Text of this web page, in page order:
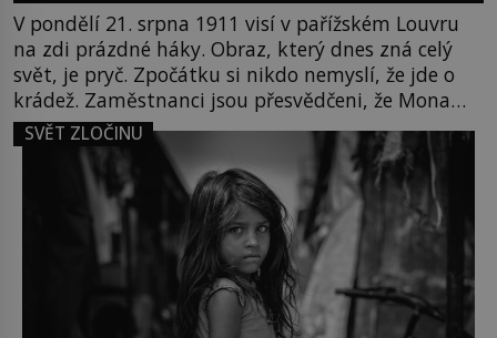
V pondělí 21. srpna 1911 visí v pařížském Louvru
na zdi prázdné háky. Obraz, který dnes zná celý
svět, je pryč. Zpočátku si nikdo nemyslí, že jde o
krádež. Zaměstnanci jsou přesvědčeni, že Mona
Lisa je jen v restaurátorské dílně nebo u fotografa.
Když se ukáže pravda, propukne jeden z největších
honů na zloděje v […]
SVĚT ZLOČINU